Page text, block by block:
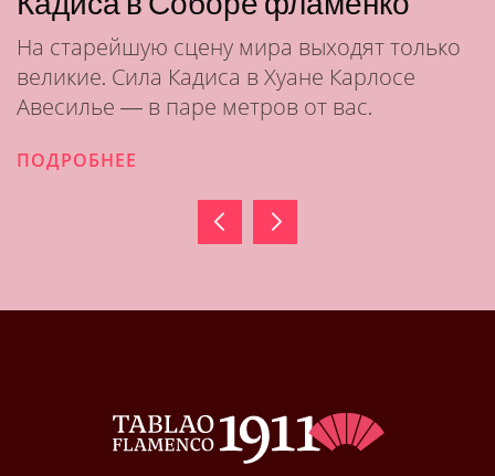
мира выходят только
в Хуане Карлосе
метров от вас.
Она пересекла
танцевать
его с